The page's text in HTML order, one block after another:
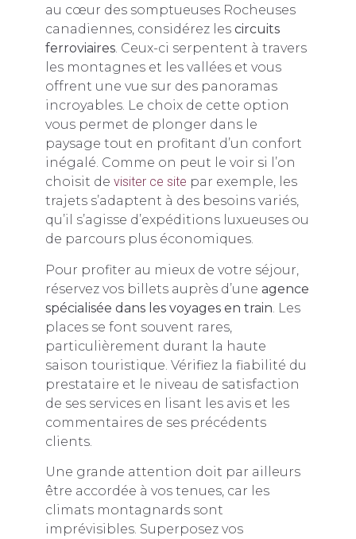
au cœur des somptueuses Rocheuses
canadiennes, considérez les circuits
ferroviaires. Ceux-ci serpentent à travers
les montagnes et les vallées et vous
offrent une vue sur des panoramas
incroyables. Le choix de cette option
vous permet de plonger dans le
paysage tout en profitant d’un confort
inégalé. Comme on peut le voir si l’on
choisit de visiter ce site par exemple, les
trajets s’adaptent à des besoins variés,
qu’il s’agisse d’expéditions luxueuses ou
de parcours plus économiques.
Pour profiter au mieux de votre séjour,
réservez vos billets auprès d’une agence
spécialisée dans les voyages en train . Les
places se font souvent rares,
particulièrement durant la haute
saison touristique. Vérifiez la fiabilité du
prestataire et le niveau de satisfaction
de ses services en lisant les avis et les
commentaires de ses précédents
clients.
Une grande attention doit par ailleurs
être accordée à vos tenues, car les
climats montagnards sont
imprévisibles. Superposez vos